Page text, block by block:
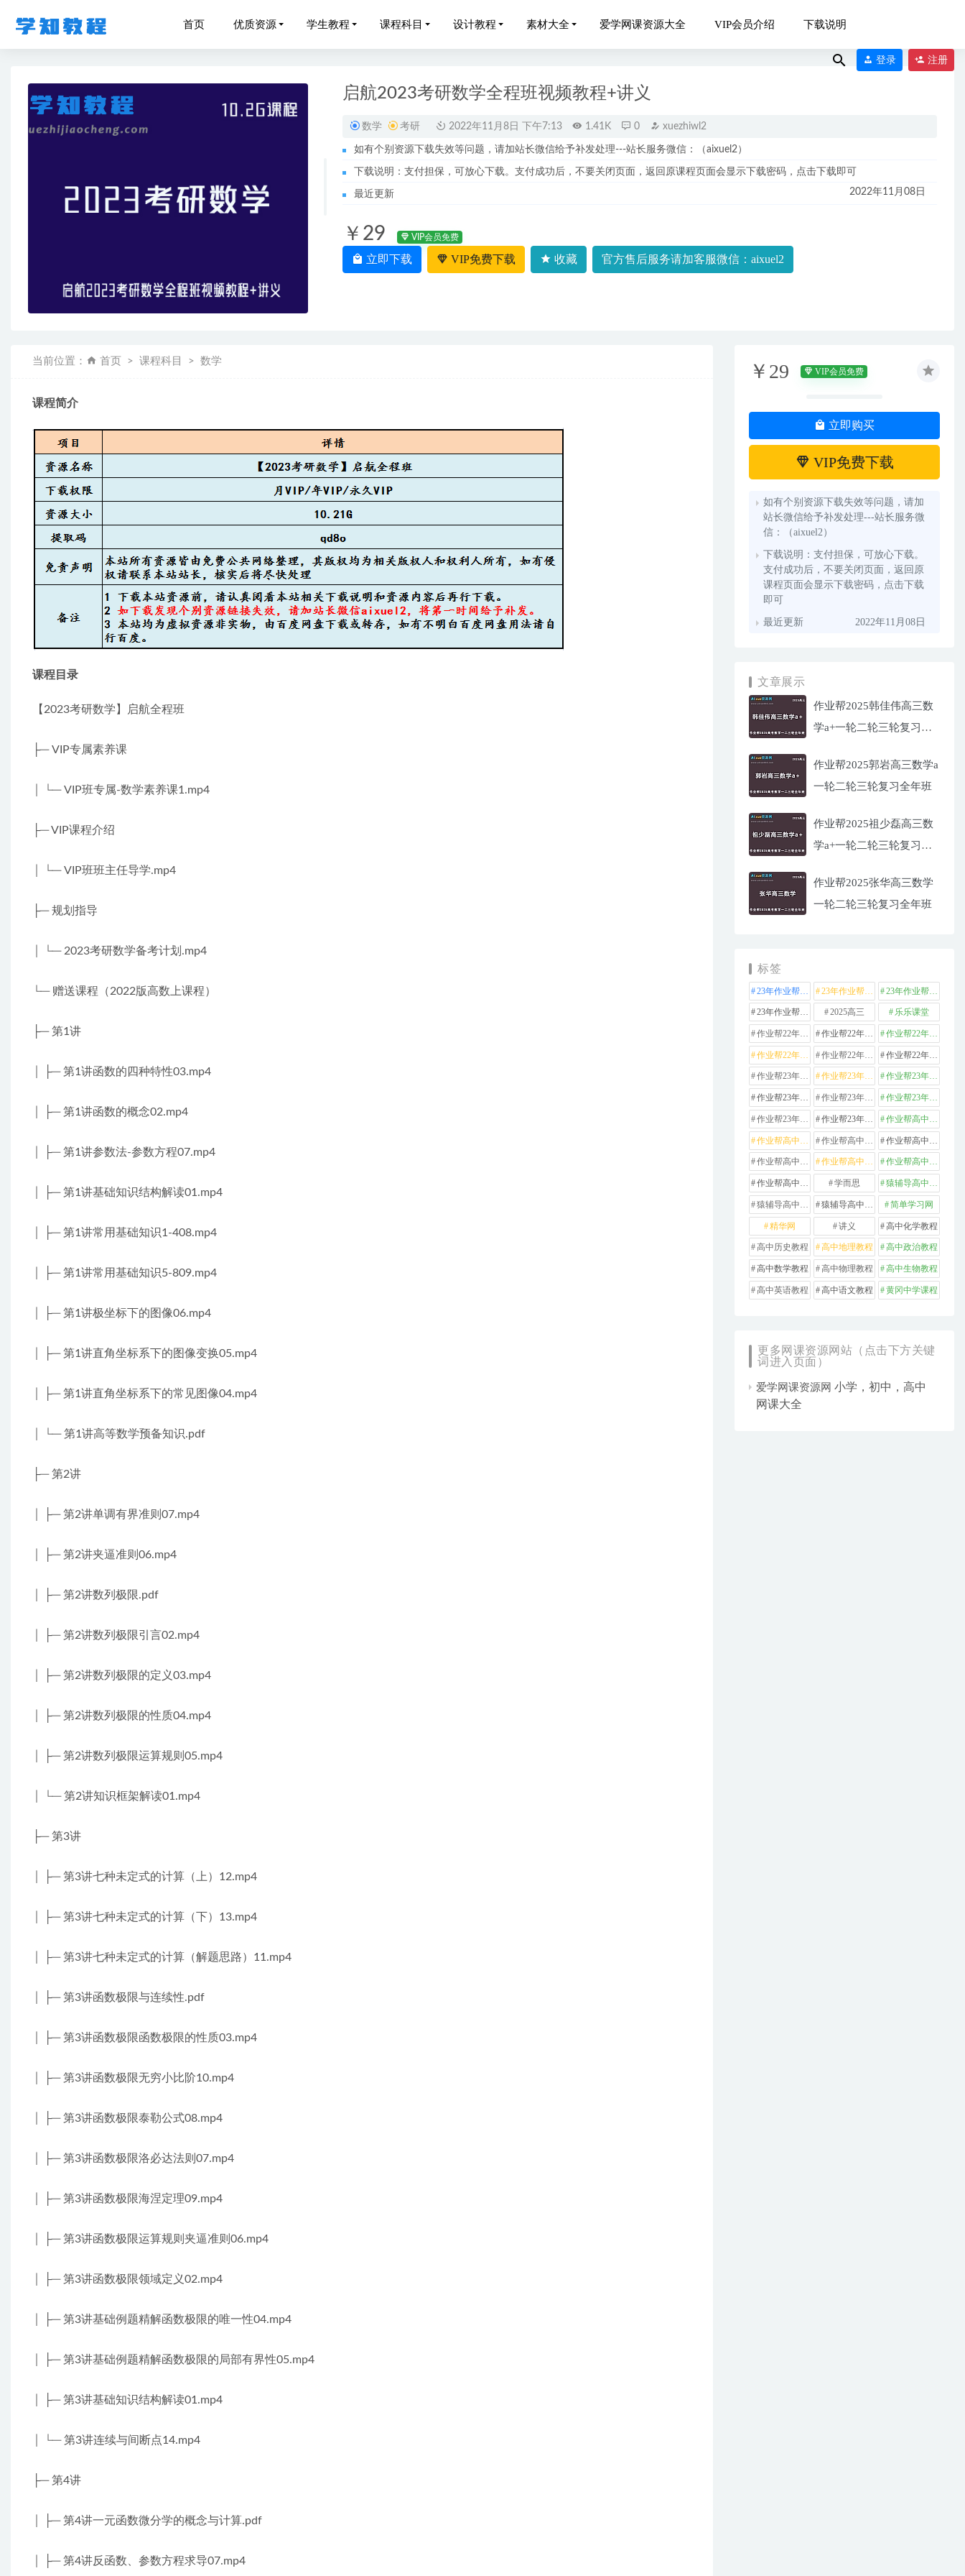
首页 优质资源 学生教程 课程科目 设计教程 素材大全 爱学网课资源大全 VIP会员介绍 下载说明
登录 注册
启航2023考研数学全程班视频教程+讲义
数学 考研 2022年11月8日 下午7:13 1.41K 0 xuezhiwl2
如有个别资源下载失效等问题，请加站长微信给予补发处理---站长服务微信：（aixuel2）
下载说明：支付担保，可放心下载。支付成功后，不要关闭页面，返回原课程页面会显示下载密码，点击下载即可
最近更新 2022年11月08日
￥29 VIP会员免费
立即下载 VIP免费下载 收藏 官方售后服务请加客服微信：aixuel2
当前位置： 首页 课程科目 数学
课程简介
课程目录
【2023考研数学】启航全程班
├─ VIP专属素养课
│ └─ VIP班专属-数学素养课1.mp4
├─ VIP课程介绍
│ └─ VIP班班主任导学.mp4
├─ 规划指导
│ └─ 2023考研数学备考计划.mp4
└─ 赠送课程（2022版高数上课程）
├─ 第1讲
│ ├─ 第1讲函数的四种特性03.mp4
│ ├─ 第1讲函数的概念02.mp4
│ ├─ 第1讲参数法-参数方程07.mp4
│ ├─ 第1讲基础知识结构解读01.mp4
│ ├─ 第1讲常用基础知识1-408.mp4
│ ├─ 第1讲常用基础知识5-809.mp4
│ ├─ 第1讲极坐标下的图像06.mp4
│ ├─ 第1讲直角坐标系下的图像变换05.mp4
│ ├─ 第1讲直角坐标系下的常见图像04.mp4
│ └─ 第1讲高等数学预备知识.pdf
├─ 第2讲
│ ├─ 第2讲单调有界准则07.mp4
│ ├─ 第2讲夹逼准则06.mp4
│ ├─ 第2讲数列极限.pdf
│ ├─ 第2讲数列极限引言02.mp4
│ ├─ 第2讲数列极限的定义03.mp4
│ ├─ 第2讲数列极限的性质04.mp4
│ ├─ 第2讲数列极限运算规则05.mp4
│ └─ 第2讲知识框架解读01.mp4
├─ 第3讲
│ ├─ 第3讲七种未定式的计算（上）12.mp4
│ ├─ 第3讲七种未定式的计算（下）13.mp4
│ ├─ 第3讲七种未定式的计算（解题思路）11.mp4
│ ├─ 第3讲函数极限与连续性.pdf
│ ├─ 第3讲函数极限函数极限的性质03.mp4
│ ├─ 第3讲函数极限无穷小比阶10.mp4
│ ├─ 第3讲函数极限泰勒公式08.mp4
│ ├─ 第3讲函数极限洛必达法则07.mp4
│ ├─ 第3讲函数极限海涅定理09.mp4
│ ├─ 第3讲函数极限运算规则夹逼准则06.mp4
│ ├─ 第3讲函数极限领域定义02.mp4
│ ├─ 第3讲基础例题精解函数极限的唯一性04.mp4
│ ├─ 第3讲基础例题精解函数极限的局部有界性05.mp4
│ ├─ 第3讲基础知识结构解读01.mp4
│ └─ 第3讲连续与间断点14.mp4
├─ 第4讲
│ ├─ 第4讲一元函数微分学的概念与计算.pdf
│ ├─ 第4讲反函数、参数方程求导07.mp4
￥29 VIP会员免费
立即购买
VIP免费下载
如有个别资源下载失效等问题，请加
站长微信给予补发处理---站长服务微
信：（aixuel2）
下载说明：支付担保，可放心下载。
支付成功后，不要关闭页面，返回原
课程页面会显示下载密码，点击下载
即可
最近更新 2022年11月08日
文章展示
作业帮2025韩佳伟高三数
学a+一轮二轮三轮复习全
作业帮2025郭岩高三数学a
一轮二轮三轮复习全年班
作业帮2025祖少磊高三数
学a+一轮二轮三轮复习全
作业帮2025张华高三数学
一轮二轮三轮复习全年班
标签
23年作业帮高中化学 23年作业帮高中数学 23年作业帮高中物理
23年作业帮高中英语 2025高三 乐乐课堂
作业帮22年高中化学 作业帮22年高中数学 作业帮22年高中物理
作业帮22年高中生物 作业帮22年高中英语 作业帮22年高中语文
作业帮23年高中化学 作业帮23年高中历史 作业帮23年高中地理
作业帮23年高中数学 作业帮23年高中物理 作业帮23年高中生物
作业帮23年高中英语 作业帮23年高中语文 作业帮高中化学
作业帮高中地理 作业帮高中政治 作业帮高中数学
作业帮高中物理 作业帮高中生物 作业帮高中英语
作业帮高中语文 学而思 猿辅导高中数学
猿辅导高中物理 猿辅导高中英语 简单学习网
精华网 讲义 高中化学教程
高中历史教程 高中地理教程 高中政治教程
高中数学教程 高中物理教程 高中生物教程
高中英语教程 高中语文教程 黄冈中学课程
更多网课资源网站（点击下方关键
词进入页面）
爱学网课资源网 小学，初中，高中
网课大全
23年国家玮高三语文课程春季班高考语文二三轮复习第四阶段教程 2023-06-17
2023李政高三化学讲义暑假班
腾讯课堂2023刘勖雯高三政治高考二三轮复习视频教程
罗南希男性躯体科学延时教程 2023-05-20